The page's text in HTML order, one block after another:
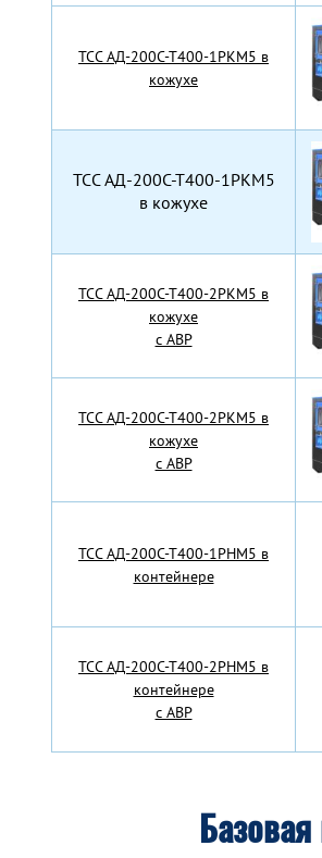
TCC АД-200С-Т400-1РКМ5 в
кожухе
TCC АД-200С-Т400-1РКМ5
в кожухе
TCC АД-200С-Т400-2РКМ5 в
кожухе
с АВР
TCC АД-200С-Т400-2РКМ5 в
кожухе
с АВР
TCC АД-200С-Т400-1РНМ5 в
контейнере
TCC АД-200С-Т400-2РНМ5 в
контейнере
с АВР